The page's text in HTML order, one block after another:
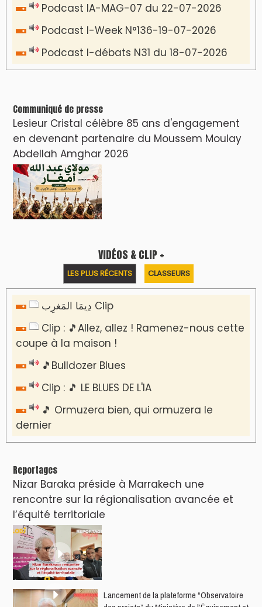
Podcast IA-MAG-07 du 22-07-2026
Podcast I-Week N°136-19-07-2026
Podcast I-débats N31 du 18-07-2026
Communiqué de presse
Lesieur Cristal célèbre 85 ans d'engagement
en devenant partenaire du Moussem Moulay
Abdellah Amghar 2026
VIDÉOS & CLIP +
LES PLUS RÉCENTS CLASSEURS
دِيمَا المَغرِب Clip
Clip : 🎵Allez, allez ! Ramenez-nous cette
coupe à la maison !
🎵Bulldozer Blues
Clip : 🎵 LE BLUES DE L'IA
🎵 Ormuzera bien, qui ormuzera le
dernier
Reportages
Nizar Baraka préside à Marrakech une
rencontre sur la régionalisation avancée et
l’équité territoriale
​Lancement de la plateforme “Observatoire